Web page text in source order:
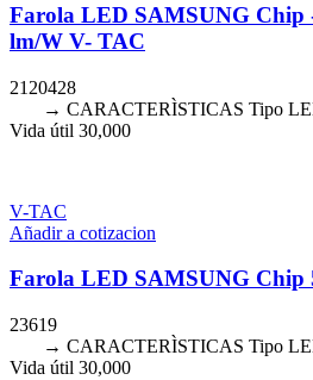
Farola LED SAMSUNG Chip
lm/W V- TAC
2120428
→ CARACTERÌSTICAS Tipo
Vida útil 30,000
V-TAC
Añadir a cotizacion
Farola LED SAMSUNG Chip
23619
→ CARACTERÌSTICAS Tipo
Vida útil 30,000